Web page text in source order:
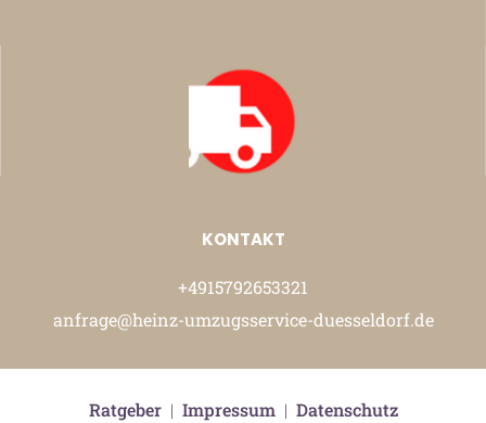
KONTAKT
+4915792653321
anfrage@heinz-umzugsservice-duesseldorf.de
Ratgeber| Impressum| Datenschutz